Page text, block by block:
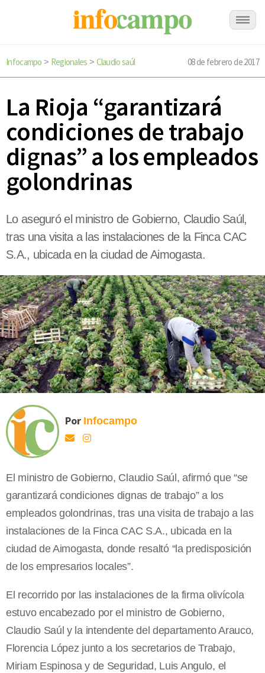
Infocampo > Regionales > Claudio saúl 08 de febrero de 2017
La Rioja “garantizará
condiciones de trabajo
dignas” a los empleados
golondrinas
Lo aseguró el ministro de Gobierno, Claudio Saúl,
tras una visita a las instalaciones de la Finca CAC
S.A., ubicada en la ciudad de Aimogasta.
Por Infocampo
El ministro de Gobierno, Claudio Saúl, afirmó que “se
garantizará condiciones dignas de trabajo” a los
empleados golondrinas, tras una visita de trabajo a las
instalaciones de la Finca CAC S.A., ubicada en la
ciudad de Aimogasta, donde resaltó “la predisposición
de los empresarios locales”.
El recorrido por las instalaciones de la firma olivícola
estuvo encabezado por el ministro de Gobierno,
Claudio Saúl y la intendente del departamento Arauco,
Florencia López junto a los secretarios de Trabajo,
Miriam Espinosa y de Seguridad, Luis Angulo, el